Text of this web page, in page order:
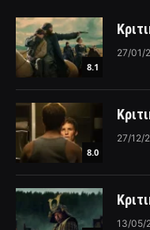
8.1
27/01/
8.0
27/12/
13/05/